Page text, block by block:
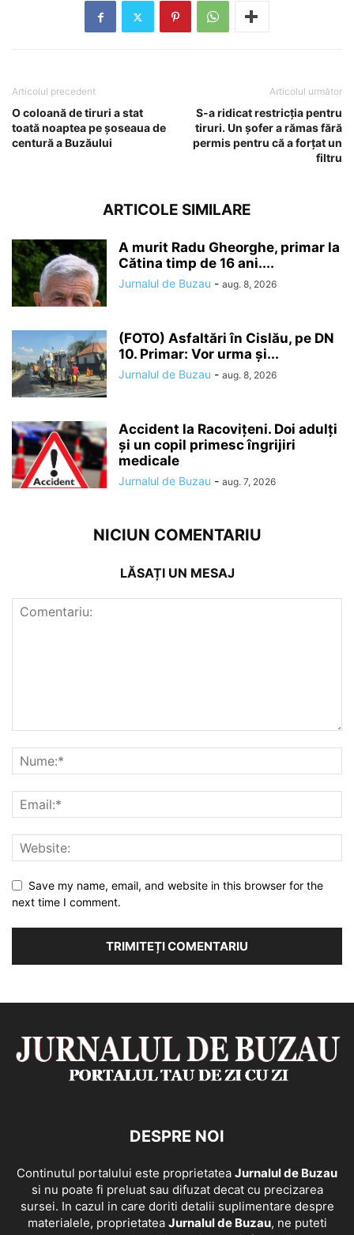
Articolul precedent
O coloană de tiruri a stat
toată noaptea pe șoseaua de
centură a Buzăului
Articolul următor
S-a ridicat restricția pentru
tiruri. Un șofer a rămas fără
permis pentru că a forțat un
filtru
ARTICOLE SIMILARE
A murit Radu Gheorghe, primar la
Cătina timp de 16 ani....
Jurnalul de Buzau - aug. 8, 2026
(FOTO) Asfaltări în Cislău, pe DN
10. Primar: Vor urma și...
Jurnalul de Buzau - aug. 8, 2026
Accident la Racovițeni. Doi adulți
și un copil primesc îngrijiri
medicale
Jurnalul de Buzau - aug. 7, 2026
NICIUN COMENTARIU
LĂSAȚI UN MESAJ
Save my name, email, and website in this browser for the
next time I comment.
DESPRE NOI
Continutul portalului este proprietatea Jurnalul de Buzau
si nu poate fi preluat sau difuzat decat cu precizarea
sursei. In cazul in care doriti detalii suplimentare despre
materialele, proprietatea Jurnalul de Buzau, ne puteti